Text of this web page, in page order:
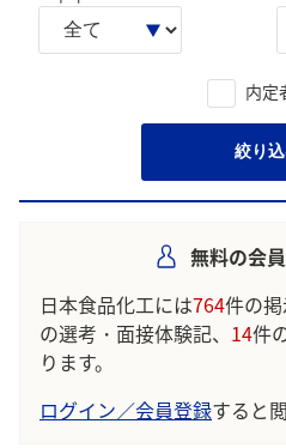
内定
絞り
無料の会
日本食品化工には764件の
の選考・面接体験記、 14件
ります。
ログイン／会員登録すると